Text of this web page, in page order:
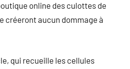
online des culottes de
créeront aucun dommage à
qui recueille les cellules